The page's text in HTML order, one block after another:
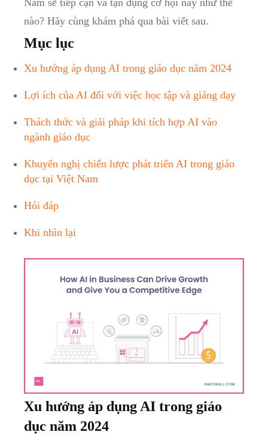
nào? Hãy cùng khám phá qua bài viết sau.
Mục lục
Xu hướng áp dụng AI trong giáo dục năm 2024
Lợi ích của AI đối với việc học tập và giảng dạy
Thách thức và giải pháp khi tích hợp AI vào
ngành giáo dục
Khuyến nghị chiến lược phát triển AI trong giáo
dục tại Việt Nam
Hỏi đáp
Khi nhìn lại
Xu hướng áp dụng AI trong giáo
dục năm 2024